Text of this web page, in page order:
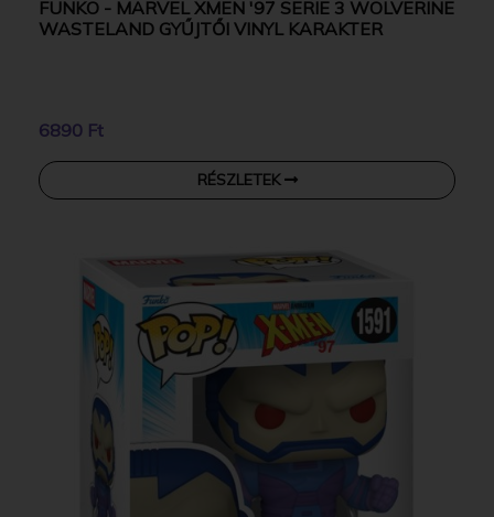
FUNKO - MARVEL XMEN '97 SERIE 3 WOLVERINE
WASTELAND GYŰJTŐI VINYL KARAKTER
6890 Ft
RÉSZLETEK